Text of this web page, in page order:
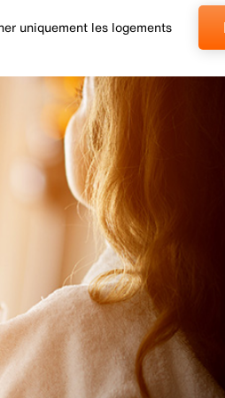
uniquement les logements